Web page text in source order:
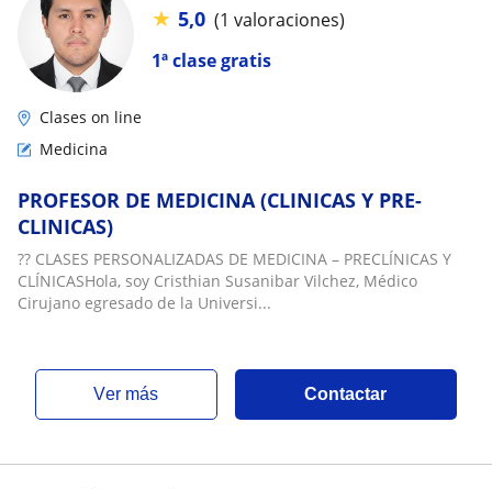
1ª clase gratis
★ 5,0 (1 valoraciones)
Clases on line
Medicina
PROFESOR DE MEDICINA (CLINICAS Y PRE-
CLINICAS)
?? CLASES PERSONALIZADAS DE MEDICINA – PRECLÍNICAS Y
CLÍNICASHola, soy Cristhian Susanibar Vilchez, Médico
Cirujano egresado de la Universi...
ver más Contactar